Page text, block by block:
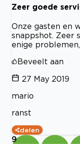
Zeer goede
Onze gasten en
snappshot. Zeer
enige
Beveelt aan
27 May 2019
mario
ranst
delen
9